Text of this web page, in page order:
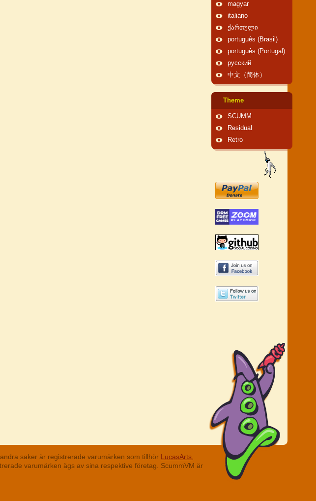
magyar
italiano
ქართული
português (Brasil)
português (Portugal)
русский
中文（简体）
Theme
SCUMM
Residual
Retro
saker är registrerade varumärken som tillhör LucasArts,
varumärken ägs av sina respektive företag. ScummVM är